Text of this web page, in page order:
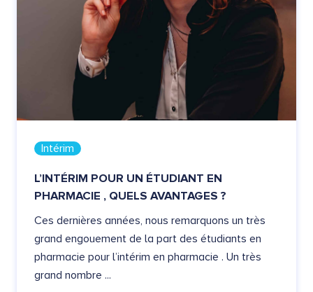
Intérim
L’INTÉRIM POUR UN ÉTUDIANT EN
PHARMACIE , QUELS AVANTAGES ?
Ces dernières années, nous remarquons un très
grand engouement de la part des étudiants en
pharmacie pour l’intérim en pharmacie . Un très
grand nombre ...